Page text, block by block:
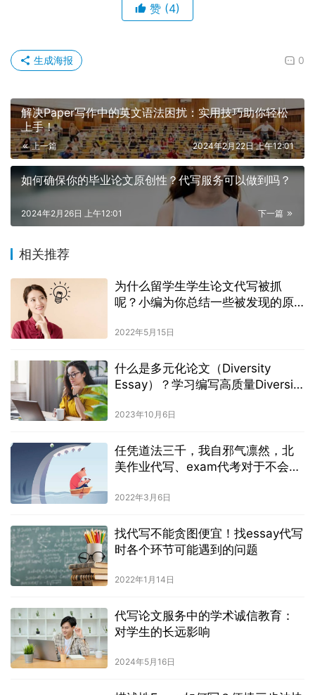
赞 (4)
0
生成海报
解决Paper写作中的英文语法困扰：实用技巧助你轻松
上手！
上一篇 2024年2月22日 上午12:01
如何确保你的毕业论文原创性？代写服务可以做到吗？
下一篇
2024年2月26日 上午12:01
相关推荐
为什么留学生学生论文代写被抓
呢？小编为你总结一些被发现的原
2022年5月15日
什么是多元化论文（Diversity
Essay）？学习编写高质量Diversity
2023年10月6日
任凭道法三千，我自邪气凛然，北
美作业代写、exam代考对于不会被
2022年3月6日
找代写不能贪图便宜！找essay代写
时各个环节可能遇到的问题
2022年1月14日
代写论文服务中的学术诚信教育：
对学生的长远影响
2024年5月16日